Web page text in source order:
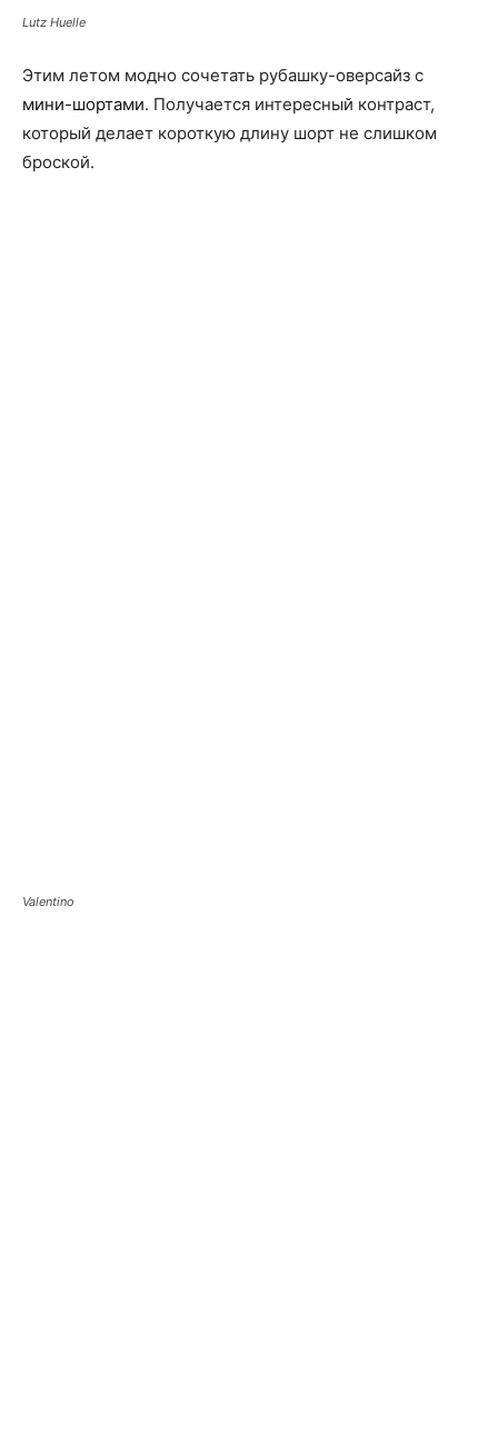
Lutz Huelle
Этим летом модно сочетать рубашку-оверсайз с
мини-шортами. Получается интересный контраст,
который делает короткую длину шорт не слишком
броской.
Valentino